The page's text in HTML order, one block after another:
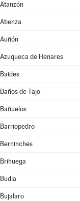
Atanzón
Atienza
Auñón
Azuqueca de Henares
Baides
Baños de Tajo
Bañuelos
Barriopedro
Berninches
Brihuega
Budia
Bujalaro